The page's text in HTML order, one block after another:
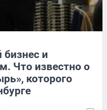
и
Что известно о
которого